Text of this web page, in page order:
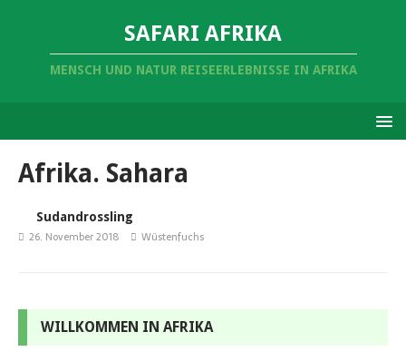
SAFARI AFRIKA
MENSCH UND NATUR REISEERLEBNISSE IN AFRIKA
Afrika. Sahara
Sudandrossling
26. November 2018 Wüstenfuchs
WILLKOMMEN IN AFRIKA